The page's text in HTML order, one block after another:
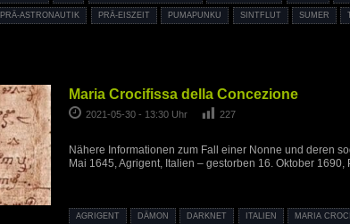
PRÄ-ASTRONAUTIK PRÄ-EISZEIT PUMAPUNKU SINTFLUT SUMER
Maria Crocifissa della Concezione
2021-05-30 - 13:30 Uhr 227
Nähere Informationen zum Fall einer Nonne und deren
Mai 1645, Agrigent, Italien – gestorben 16. Oktober
AGRIGENT DÄMON DARKNET ITALIEN MARIA